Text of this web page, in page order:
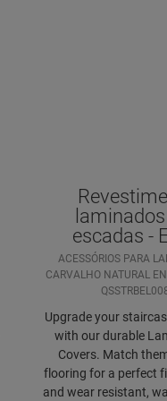
escadas -
ACESSÓRIOS PARA
CARVALHO NATURAL
Upgrade your
with our durable
Covers. Match
flooring for a perfect
and wear resistant,